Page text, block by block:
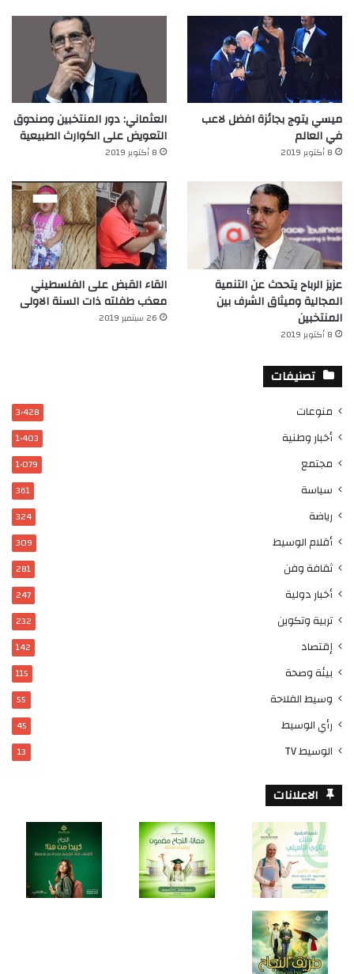
ميسي يتوج بجائزة افضل لاعب
في العالم‎
8 أكتوبر 2019
العثماني: دور المنتخبين وصندوق
التعويض على الكوارث الطبيعية
8 أكتوبر 2019
عزيز الرباح يتحدث عن التنمية
المجالية وميثاق الشرف بين
المنتخبين
8 أكتوبر 2019
القاء القبض على الفلسطيني
معذب طفلته ذات السنة الاولى
26 سبتمبر 2019
تصنيفات
منوعات 3٬428
أخبار وطنية 1٬403
مجتمع 1٬079
سياسة 361
رياضة 324
أقلام الوسيط 309
ثقافة وفن 281
أخبار دولية 247
تربية وتكوين 232
إقتصاد 142
بيئة وصحة 115
وسيط الفلاحة 55
رأي الوسيط 45
الوسيط TV 13
الاعلانات